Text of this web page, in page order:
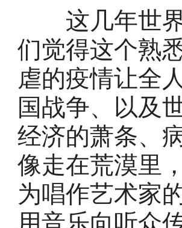
这几年世界
们觉得这个熟
虐的疫情让全
国战争、以及
经济的萧条、
像走在荒漠里
为唱作艺术家